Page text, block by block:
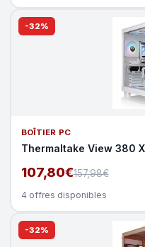
-32%
BOÎTIER PC
Thermaltake View 380
107,80€157,98€
4 offres disponibles
-32%